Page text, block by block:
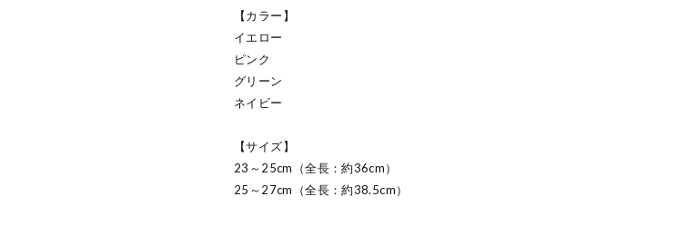
【カラー】
イエロー
ピンク
グリーン
ネイビー
【サイズ】
23～25cm（全長：約36cm）
25～27cm（全長：約38.5cm）